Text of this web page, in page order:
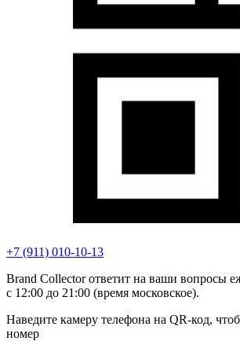
+7 (911) 010-10-13
Brand Collector ответит на ваши вопросы
с 12:00 до 21:00 (время московское).
Наведите камеру телефона на QR-код,
номер